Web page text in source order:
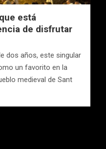
está
de disfrutar
dos años, este singular
un favorito en la
medieval de Sant